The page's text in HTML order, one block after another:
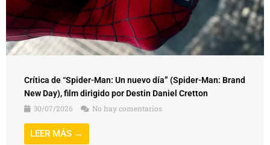
Crítica de “Spider-Man: Un nuevo día” (Spider-Man: Brand
New Day), film dirigido por Destin Daniel Cretton
30/07/2026
No hay comentarios
LEER MÁS →